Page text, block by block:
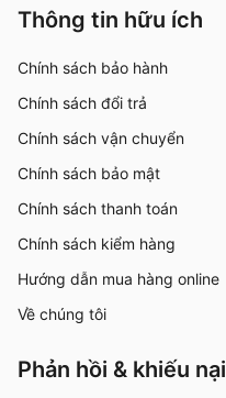
Thông tin hữu ích
Chính sách bảo hành
Chính sách đổi trả
Chính sách vận chuyển
Chính sách bảo mật
Chính sách thanh toán
Chính sách kiểm hàng
Hướng dẫn mua hàng online
Về chúng tôi
Phản hồi & khiếu nại